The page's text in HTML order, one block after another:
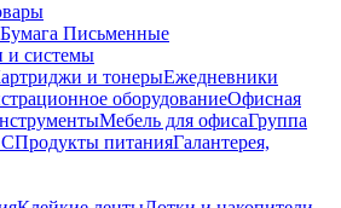
Бумага Письменные
и системы
и тонерыЕжедневники
оборудованиеОфисная
Мебель для офисаГруппа
Продукты питанияГалантерея,